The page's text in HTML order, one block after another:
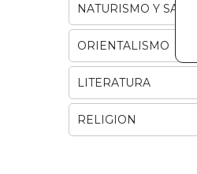
NATURISMO Y SALUD
ORIENTALISMO
LITERATURA
RELIGION